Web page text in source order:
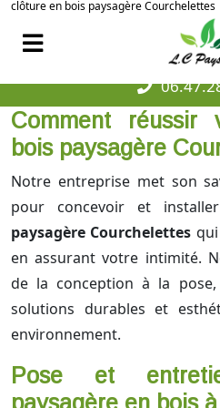
clôture en bois paysagère Courchelettes
Comment réussir
bois paysagère
Notre entreprise met son
pour concevoir et
paysagère Courchelettes
en assurant votre intimité.
de la conception à la
solutions durables et
environnement.
Pose et
paysagère en bois